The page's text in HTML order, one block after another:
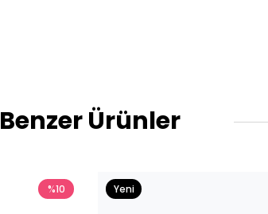
Benzer Ürünler
%10
Yeni